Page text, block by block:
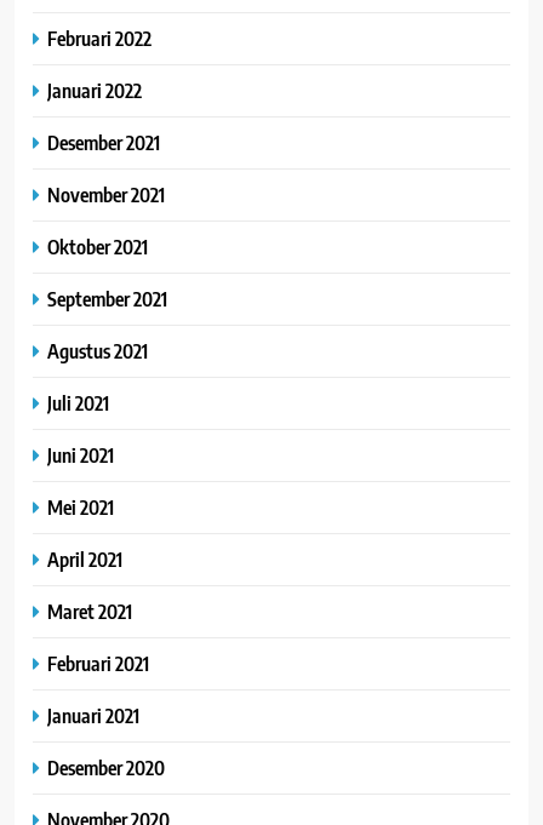
Februari 2022
Januari 2022
Desember 2021
November 2021
Oktober 2021
September 2021
Agustus 2021
Juli 2021
Juni 2021
Mei 2021
April 2021
Maret 2021
Februari 2021
Januari 2021
Desember 2020
November 2020